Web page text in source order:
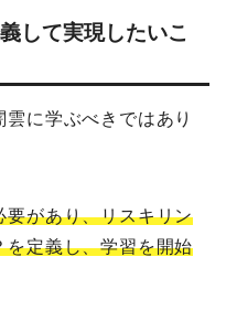
して実現したいこ
に学ぶべきではあり
要があり、リスキリン
を定義し、学習を開始